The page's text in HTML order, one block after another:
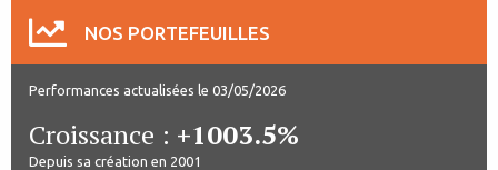
NOS PORTEFEUILLES
Performances actualisées le 03/05/2026
Croissance : +1003.5%
Depuis sa création en 2001